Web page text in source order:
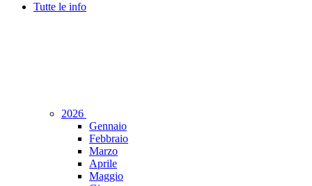
Tutte le info
2026
Gennaio
Febbraio
Marzo
Aprile
Maggio